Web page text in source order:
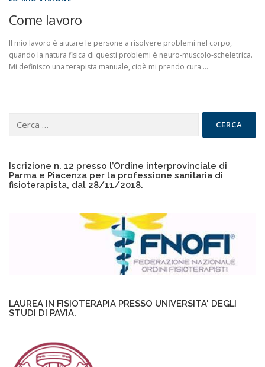
Come lavoro
Il mio lavoro è aiutare le persone a risolvere problemi nel corpo,
quando la natura fisica di questi problemi è neuro-muscolo-scheletrica.
Mi definisco una terapista manuale, cioè mi prendo cura …
per:
Iscrizione n. 12 presso l’Ordine interprovinciale di
Parma e Piacenza per la professione sanitaria di
fisioterapista, dal 28/11/2018.
LAUREA IN FISIOTERAPIA PRESSO UNIVERSITA' DEGLI
STUDI DI PAVIA.